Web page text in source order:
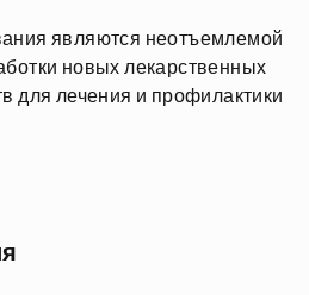
являются неотъемлемой
новых лекарственных
для лечения и профилактики